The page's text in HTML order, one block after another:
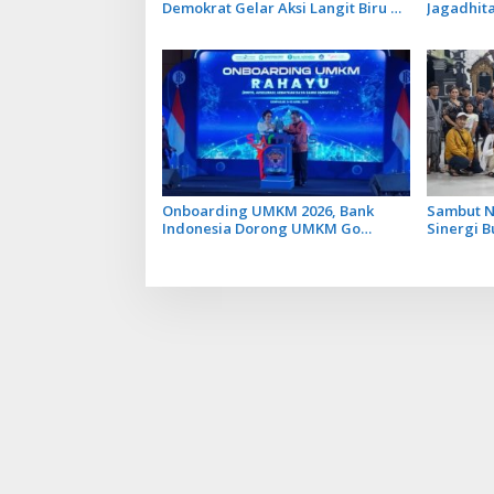
Demokrat Gelar Aksi Langit Biru di
Onboarding UMKM 2026, Bank
Indonesia Dorong UMKM Go
Sambut
Sinergi